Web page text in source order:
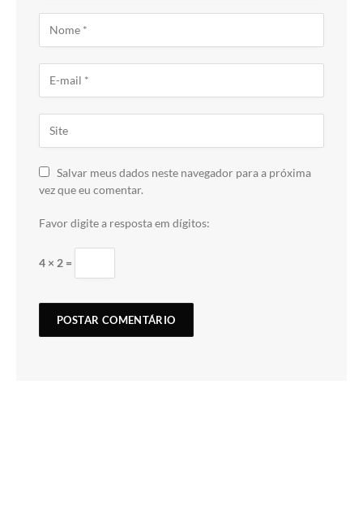
Salvar meus dados neste navegador para a próxima
vez que eu comentar.
Favor digite a resposta em dígitos:
4 × 2 =